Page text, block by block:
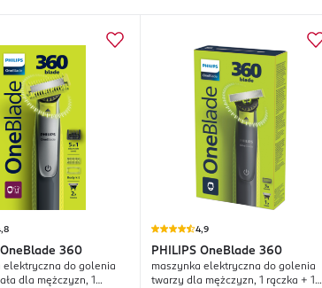
OneBlade 360
elektryczna do golenia
dla mężczyzn, 1
4,9
PHILIPS OneBlade 360
maszynka elektryczna do golenia
twarzy dla mężczyzn, 1 rączka + 1